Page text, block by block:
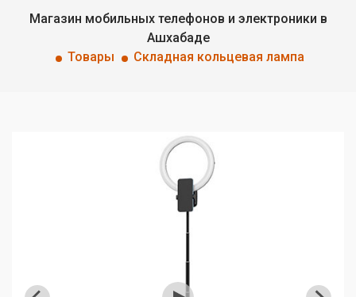
Магазин мобильных телефонов и электроники в
Ашхабаде
Товары
Складная кольцевая лампа